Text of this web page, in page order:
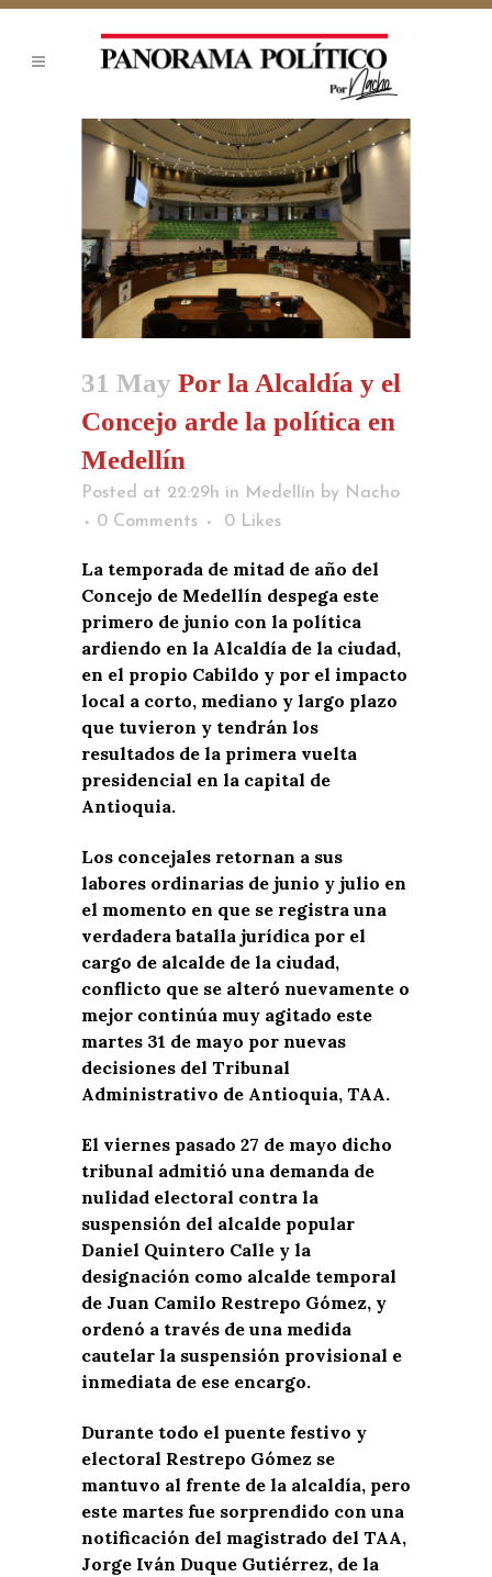
31 May Por la Alcaldía y el
Concejo arde la política en
Medellín
Posted at 22:29h in Medellín by Nacho
0 Comments
0 Likes
La temporada de mitad de año del
Concejo de Medellín despega este
primero de junio con la política
ardiendo en la Alcaldía de la ciudad,
en el propio Cabildo y por el impacto
local a corto, mediano y largo plazo
que tuvieron y tendrán los
resultados de la primera vuelta
presidencial en la capital de
Antioquia.
Los concejales retornan a sus
labores ordinarias de junio y julio en
el momento en que se registra una
verdadera batalla jurídica por el
cargo de alcalde de la ciudad,
conflicto que se alteró nuevamente o
mejor continúa muy agitado este
martes 31 de mayo por nuevas
decisiones del Tribunal
Administrativo de Antioquia, TAA.
El viernes pasado 27 de mayo dicho
tribunal admitió una demanda de
nulidad electoral contra la
suspensión del alcalde popular
Daniel Quintero Calle y la
designación como alcalde temporal
de Juan Camilo Restrepo Gómez, y
ordenó a través de una medida
cautelar la suspensión provisional e
inmediata de ese encargo.
Durante todo el puente festivo y
electoral Restrepo Gómez se
mantuvo al frente de la alcaldía, pero
este martes fue sorprendido con una
notificación del magistrado del TAA,
Jorge Iván Duque Gutiérrez, de la